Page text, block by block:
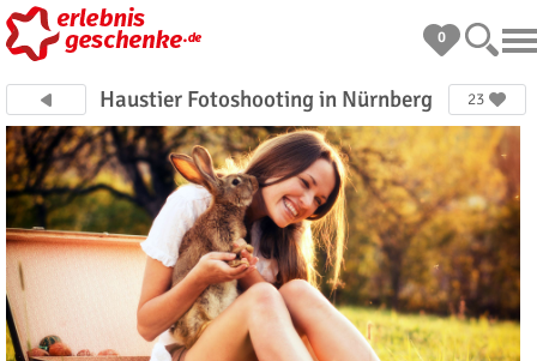
0
Haustier Fotoshooting in Nürnberg 23